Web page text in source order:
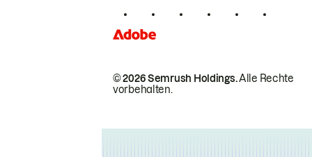
© 2026 Semrush Holdings.Alle Rechte
vorbehalten.